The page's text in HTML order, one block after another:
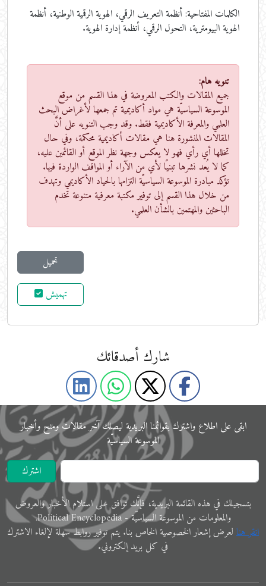
الكلمات المفتاحية:أنظمة التعريف الرقمي، الهوية الرقمية الوطنية، أنظمة
الهوية البيومترية، التحول الرقمي، أنظمة إدارة الهوية.
تنويه هام:
جميع المقالات والكتب المعروضة في هذا القسم من موقع
الموسوعة السياسيّة هي مواد أكاديمية تم جمعها لأغراض البحث
العلمي والمعرفة الأكاديمية فقط. وقد وجب التنويه على أنَّ
المقالات المنشورة هنا هي مقالات أكاديمية محكمة، وفي حال
تخللها أي رأي فهو لا يعكس وجهة نظر الموقع أو القائمين عليه،
كما لا يُعد نشرها تبنيًا لأي من الآراء أو المواقف الواردة فيها.
تؤكد مبادرة الموسوعة السياسيّة التزامها بالحياد الأكاديمي وتهدف
من خلال هذا القسم إلى توفير مكتبة معرفية متنوعة تخدم
الباحثين والمهتمين بالشأن العلمي.
تحميل
تهميش
شارك أصدقائك
ابقى على اﻃﻼع واشترك بقوائمنا البريدية ليصلك آخر مقالات ومنح وأخبار
الموسوعة اﻟﺴﻴﺎﺳﻴّﺔ
اشترك
ﺑﺘﺴﺠﻴﻠﻚ في ﻫﺬﻩ اﻟﻘﺎﺋﻤﺔ البريدية، فإنَّك ﺗﻮاﻓﻖ ﻋﻠﻰ اﺳﺘﻼم اﻷﺧﺒﺎر واﻟﻌﺮوض
والمعلوﻣﺎت ﻣﻦ الموسوعة اﻟﺴﻴﺎﺳﻴّﺔ - Political Encyclopedia.
اﻧﻘﺮ ﻫﻨﺎ ﻟﻌﺮض إﺷﻌﺎر الخصوصية الخاص ﺑﻨﺎ. ﻳﺘﻢ ﺗﻮفير رواﺑﻂ ﺳﻬﻠﺔ لإﻟﻐﺎء الاشترك
في ﻛﻞ ﺑﺮﻳﺪ إلكتروني.